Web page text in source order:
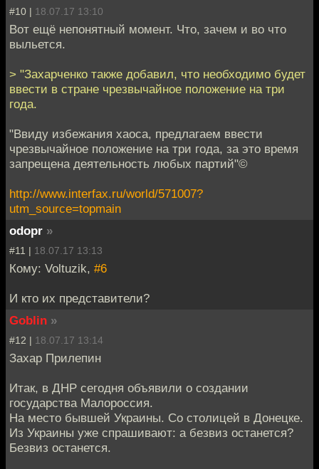
#10 | 18.07.17 13:10
Вот ещё непонятный момент. Что, зачем и во что
выльется.
> "Захарченко также добавил, что необходимо будет
ввести в стране чрезвычайное положение на три
года.
"Ввиду избежания хаоса, предлагаем ввести
чрезвычайное положение на три года, за это время
запрещена деятельность любых партий"©
http://www.interfax.ru/world/571007?
utm_source=topmain
odopr »
#11 | 18.07.17 13:13
Кому: Voltuzik, #6
И кто их представители?
Goblin »
#12 | 18.07.17 13:14
Захар Прилепин
Итак, в ДНР сегодня объявили о создании
государства Малороссия.
На место бывшей Украины. Со столицей в Донецке.
Из Украины уже спрашивают: а безвиз останется?
Безвиз останется.